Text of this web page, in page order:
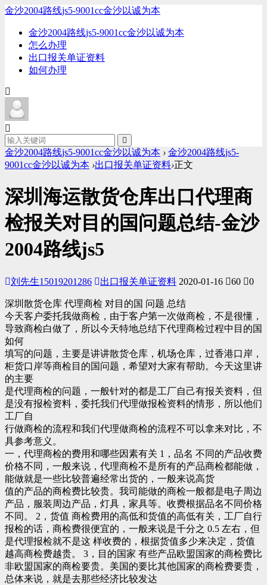
金沙2004路线js5-9001cc金沙以诚为本
金沙2004路线js5-9001cc金沙以诚为本
怎么办理
出口报关单证资料
如何办理
金沙2004路线js5-9001cc金沙以诚为本 › 金沙2004路线js5-
9001cc金沙以诚为本 ›出口报关单证资料›正文
深圳海运散货仓库出口代理商
检报关对目的国问题总结-金沙
2004路线js5
刘先生15019201286 出口报关单证资料 2020-01-16 60 0
深圳散货仓库 代理商检 对目的国 问题 总结
今天客户委托我做商检，由于客户第一次做商检，不是很懂，
导致商检白做了，所以今天特地总结下代理商检过程中目的国
如何
填写的问题，主要是讲讲散货仓库，机场仓库，过香港口岸，
柜货口岸等商检目的国问题，希望对大家有帮助。今天这里讲
的主要
是代理商检的问题，一般针对的都是工厂自己有报关资料，但
是没有报检资料，委托我们代理做报检资料的情形，所以他们
工厂自
行做商检的流程和我们代理做商检的流程不可以拿来对比，不
具参考意义。
一，代理商检的费用和哪些因素有关 1，品名 不同的产品收费
价格不同，一般来说，代理商检不是所有的产品商检都能做，
能做就是一些比较普遍经常出货的，一般来说高货
值的产品的商检费比较贵。我司能做的商检一般都是电子周边
产品，服装周边产品，灯具，家具等。收费根据品名不同价格
不同。 2，货值 商检费用的高低和货值的高低有关，工厂自行
报检的话，商检费很便宜的，一般来说是千分之 0.5 左右，但
是代理报检就不是这 样收费的，根据货值多少来决定，货值
越高商检费越贵。 3，目的国家 有些产品欧盟国家的商检费比
非欧盟国家的商检要贵。美国的要比其他国家的商检费要贵，
总体来说，就是去那些经济比较发达